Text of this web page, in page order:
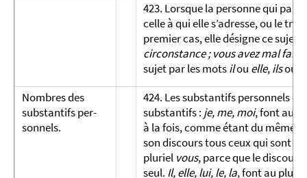
423. Lorsque la personne qui
celle à qui elle s’adresse, ou le
premier cas, elle désigne ce sujet
circonstance ; vous avez mal fait
sujet par les motsilou elle,ilsou
Nombres des
substantifs per­
sonnels.
424. Les substantifs personnels
substantifs : je, me, moi, font au
à la fois, comme étant du même
son discours tous ceux qui sont
pluriel vous, parce que le discours
seul. Il, elle, lui, le, la, font au